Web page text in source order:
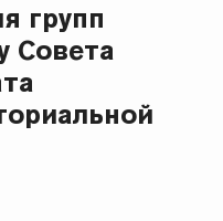
групп
Совета